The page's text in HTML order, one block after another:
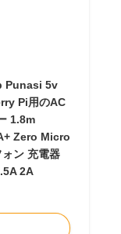
Punasi 5v
Pi用のAC
1.8m
Zero Micro
ン 充電器
2A